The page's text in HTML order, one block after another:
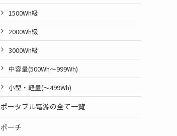
1500Wh級
2000Wh級
3000Wh級
中容量(500Wh～999Wh)
小型・軽量(〜499Wh)
ポータブル電源の全て一覧
ポーチ